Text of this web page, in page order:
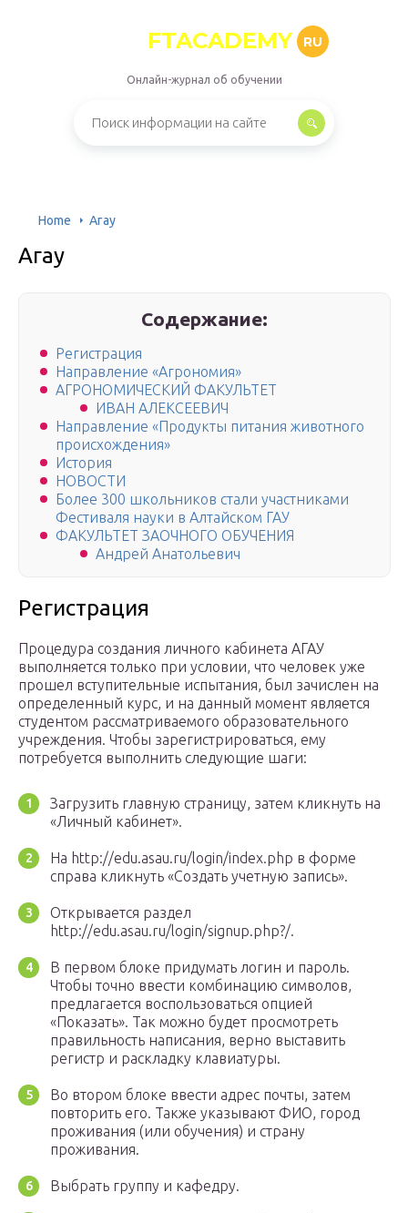
FTACADEMY RU
Онлайн-журнал об обучении
Home Агау
Агау
Содержание:
Регистрация
Направление «Агрономия»
АГРОНОМИЧЕСКИЙ ФАКУЛЬТЕТ
ИВАН АЛЕКСЕЕВИЧ
Направление «Продукты питания животного
происхождения»
История
НОВОСТИ
Более 300 школьников стали участниками
Фестиваля науки в Алтайском ГАУ
ФАКУЛЬТЕТ ЗАОЧНОГО ОБУЧЕНИЯ
Андрей Анатольевич
Регистрация
Процедура создания личного кабинета АГАУ
выполняется только при условии, что человек уже
прошел вступительные испытания, был зачислен на
определенный курс, и на данный момент является
студентом рассматриваемого образовательного
учреждения. Чтобы зарегистрироваться, ему
потребуется выполнить следующие шаги:
Загрузить главную страницу, затем кликнуть на
«Личный кабинет».
На http://edu.asau.ru/login/index.php в форме
справа кликнуть «Создать учетную запись».
Открывается раздел
http://edu.asau.ru/login/signup.php?/.
В первом блоке придумать логин и пароль.
Чтобы точно ввести комбинацию символов,
предлагается воспользоваться опцией
«Показать». Так можно будет просмотреть
правильность написания, верно выставить
регистр и раскладку клавиатуры.
Во втором блоке ввести адрес почты, затем
повторить его. Также указывают ФИО, город
проживания (или обучения) и страну
проживания.
Выбрать группу и кафедру.